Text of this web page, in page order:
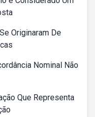
Originaram De
Nominal Não
Que Representa